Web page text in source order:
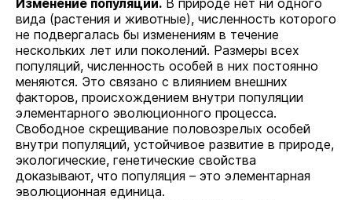
Изменение популяции. В природе нет ни одного
вида (растения и животные), численность которого
не подвергалась бы изменениям в течение
нескольких лет или поколений. Размеры всех
популяций, численность особей в них постоянно
меняются. Это связано с влиянием внешних
факторов, происхождением внутри популяции
элементарного эволюционного процесса.
Свободное скрещивание половозрелых особей
внутри популяций, устойчивое развитие в природе,
экологические, генетические свойства
доказывают, что популяция –это элементарная
эволюционная единица.